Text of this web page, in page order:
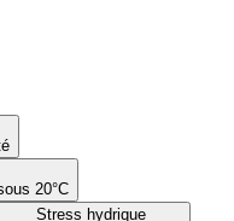
20°C
Stress hydrique